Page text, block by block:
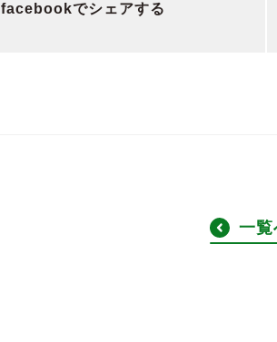
facebookでシェアする
一覧